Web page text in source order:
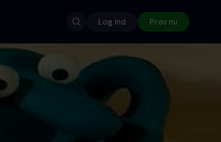
Log ind Prøv nu